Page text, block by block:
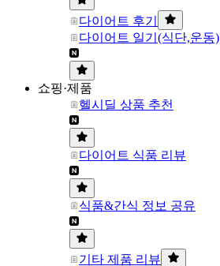
다이어트 후기
다이어트 일기(식단,운동)
쇼핑·제품
헬시딜 상품 추천
다이어트 식품 리뷰
식품&간식 정보 공유
기타 제품 리뷰